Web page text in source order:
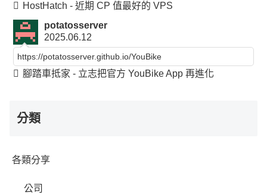
HostHatch - 近期 CP 值最好的 VPS
potatosserver
2025.06.12
https://potatosserver.github.io/YouBike
腳踏車抵家 - 立志把官方 YouBike App 再進化
分類
各類分享
公司